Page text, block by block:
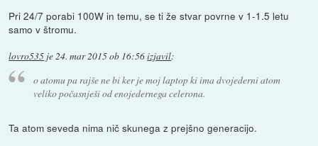
Pri 24/7 porabi 100W in temu, se ti že stvar povrne v 1-1.5 letu
samo v štromu.
lovro535 je24. mar 2015 ob 16:56izjavil:
o atomu pa rajše ne bi ker je moj laptop ki ima dvojederni atom
veliko počasnješi od enojedernega celerona.
Ta atom seveda nima nič skunega z prejšno generacijo.